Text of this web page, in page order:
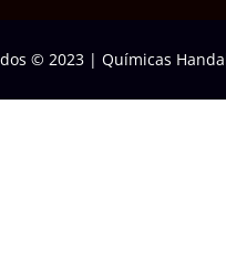
© 2023 | Químicas